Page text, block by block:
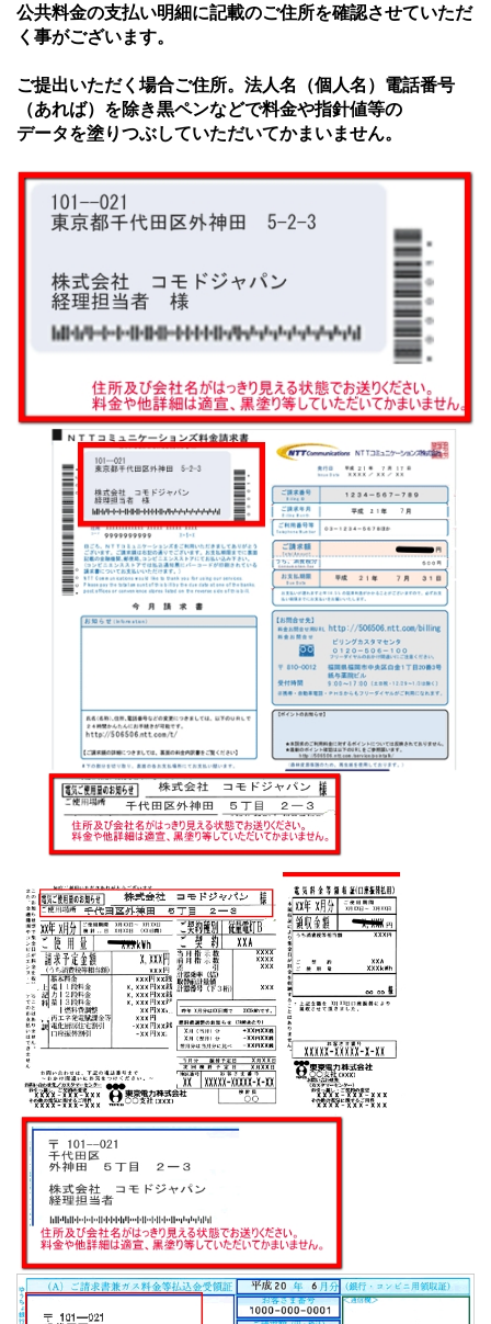
公共料金の支払い明細に記載のご住所を確認させていただ
く事がございます。
ご提出いただく場合ご住所。法人名（個人名）電話番号
（あれば）を除き黒ペンなどで料金や指針値等の
データを塗りつぶしていただいてかまいません。